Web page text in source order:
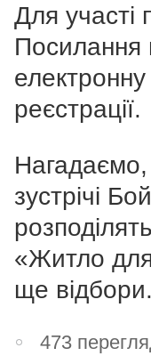
Для участі
Посилання
реєстрації.
зустрічі
«Житло
ще відбори.
473